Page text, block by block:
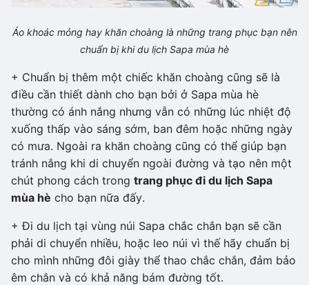
Áo khoác mỏng hay khăn choàng là những trang phục bạn nên
chuẩn bị khi du lịch Sapa mùa hè
+ Chuẩn bị thêm một chiếc khăn choàng cũng sẽ là
điều cần thiết dành cho bạn bởi ở Sapa mùa hè
thường có ánh nắng nhưng vẫn có những lúc nhiệt độ
xuống thấp vào sáng sớm, ban đêm hoặc những ngày
có mưa. Ngoài ra khăn choàng cũng có thể giúp bạn
tránh nắng khi di chuyển ngoài đường và tạo nên một
chút phong cách trong trang phục đi du lịch Sapa
mùa hè cho bạn nữa đấy.
+ Đi du lịch tại vùng núi Sapa chắc chắn bạn sẽ cần
phải di chuyển nhiều, hoặc leo núi vì thế hãy chuẩn bị
cho mình những đôi giày thể thao chắc chắn, đảm bảo
êm chân và có khả năng bám đường tốt.